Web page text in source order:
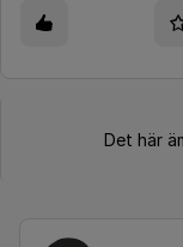
Det här